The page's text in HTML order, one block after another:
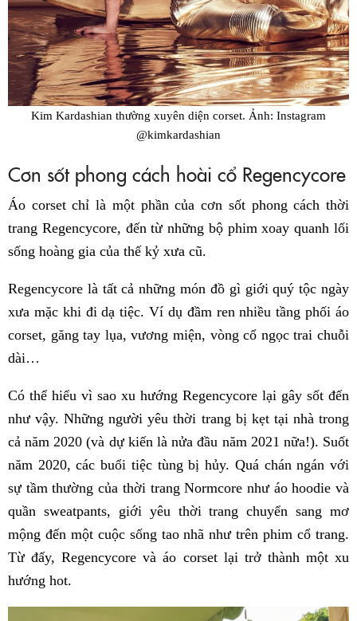
Kim Kardashian thường xuyên diện corset. Ảnh: Instagram
@kimkardashian
Cơn sốt phong cách hoài cổ Regencycore
Áo corset chỉ là một phần của cơn sốt phong cách thời
trang Regencycore, đến từ những bộ phim xoay quanh lối
sống hoàng gia của thế kỷ xưa cũ.
Regencycore là tất cả những món đồ gì giới quý tộc ngày
xưa mặc khi đi dạ tiệc. Ví dụ đầm ren nhiều tầng phối áo
corset, găng tay lụa, vương miện, vòng cổ ngọc trai chuỗi
dài…
Có thể hiểu vì sao xu hướng Regencycore lại gây sốt đến
như vậy. Những người yêu thời trang bị kẹt tại nhà trong
cả năm 2020 (và dự kiến là nửa đầu năm 2021 nữa!). Suốt
năm 2020, các buổi tiệc tùng bị hủy. Quá chán ngán với
sự tầm thường của thời trang Normcore như áo hoodie và
quần sweatpants, giới yêu thời trang chuyển sang mơ
mộng đến một cuộc sống tao nhã như trên phim cổ trang.
Từ đấy, Regencycore và áo corset lại trở thành một xu
hướng hot.